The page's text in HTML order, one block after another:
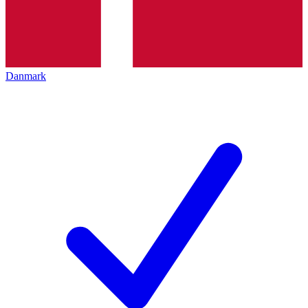
Danmark